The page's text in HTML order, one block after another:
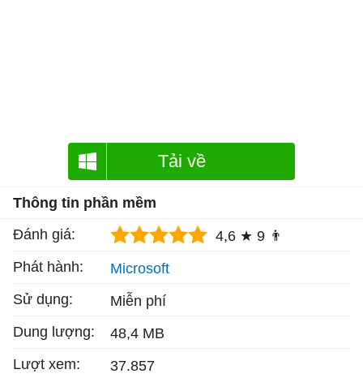
Tải về
Thông tin phần mềm
Đánh giá:
4,6 ★ 9 👨
Phát hành:
Microsoft
Sử dụng:
Miễn phí
Dung lượng:
48,4 MB
Lượt xem:
37.857